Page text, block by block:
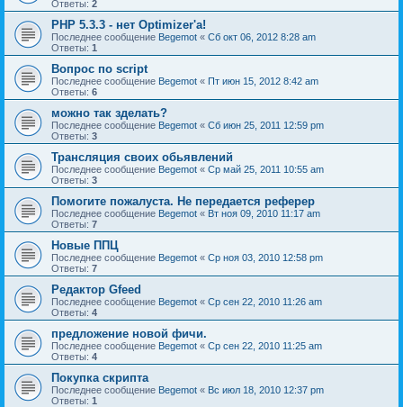
Ответы: 2
PHP 5.3.3 - нет Optimizer'а!
Последнее сообщение Begemot « Сб окт 06, 2012 8:28 am
Ответы: 1
Вопрос по script
Последнее сообщение Begemot « Пт июн 15, 2012 8:42 am
Ответы: 6
можно так зделать?
Последнее сообщение Begemot « Сб июн 25, 2011 12:59 pm
Ответы: 3
Трансляция своих обьявлений
Последнее сообщение Begemot « Ср май 25, 2011 10:55 am
Ответы: 3
Помогите пожалуста. Не передается реферер
Последнее сообщение Begemot « Вт ноя 09, 2010 11:17 am
Ответы: 7
Новые ППЦ
Последнее сообщение Begemot « Ср ноя 03, 2010 12:58 pm
Ответы: 7
Редактор Gfeed
Последнее сообщение Begemot « Ср сен 22, 2010 11:26 am
Ответы: 4
предложение новой фичи.
Последнее сообщение Begemot « Ср сен 22, 2010 11:25 am
Ответы: 4
Покупка скрипта
Последнее сообщение Begemot « Вс июл 18, 2010 12:37 pm
Ответы: 1